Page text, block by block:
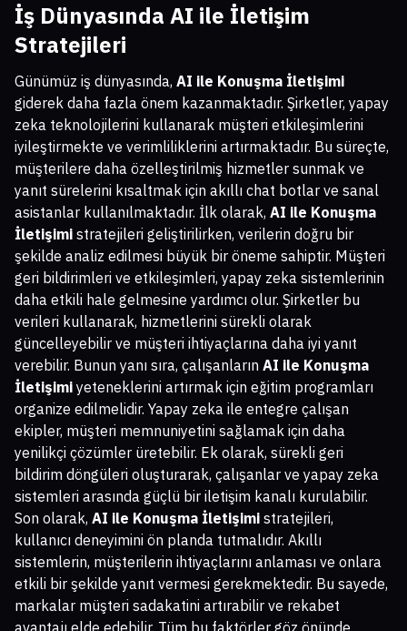
İş Dünyasında AI ile İletişim
Stratejileri
Günümüz iş dünyasında, AI ile Konuşma İletişimi
giderek daha fazla önem kazanmaktadır. Şirketler, yapay
zeka teknolojilerini kullanarak müşteri etkileşimlerini
iyileştirmekte ve verimliliklerini artırmaktadır. Bu süreçte,
müşterilere daha özelleştirilmiş hizmetler sunmak ve
yanıt sürelerini kısaltmak için akıllı chat botlar ve sanal
asistanlar kullanılmaktadır. İlk olarak, AI ile Konuşma
İletişimi stratejileri geliştirilirken, verilerin doğru bir
şekilde analiz edilmesi büyük bir öneme sahiptir. Müşteri
geri bildirimleri ve etkileşimleri, yapay zeka sistemlerinin
daha etkili hale gelmesine yardımcı olur. Şirketler bu
verileri kullanarak, hizmetlerini sürekli olarak
güncelleyebilir ve müşteri ihtiyaçlarına daha iyi yanıt
verebilir. Bunun yanı sıra, çalışanların AI ile Konuşma
İletişimi yeteneklerini artırmak için eğitim programları
organize edilmelidir. Yapay zeka ile entegre çalışan
ekipler, müşteri memnuniyetini sağlamak için daha
yenilikçi çözümler üretebilir. Ek olarak, sürekli geri
bildirim döngüleri oluşturarak, çalışanlar ve yapay zeka
sistemleri arasında güçlü bir iletişim kanalı kurulabilir.
Son olarak, AI ile Konuşma İletişimi stratejileri,
kullanıcı deneyimini ön planda tutmalıdır. Akıllı
sistemlerin, müşterilerin ihtiyaçlarını anlaması ve onlara
etkili bir şekilde yanıt vermesi gerekmektedir. Bu sayede,
markalar müşteri sadakatini artırabilir ve rekabet